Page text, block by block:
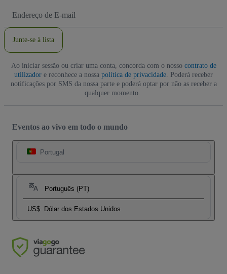
de
Junte-se à lista
Ao iniciar sessão ou criar uma conta, concorda com o nosso contrato de
utilizador e reconhece a nossa política de privacidade. Poderá receber
notificações por SMS da nossa parte e poderá optar por não as receber a
qualquer momento.
Eventos ao vivo em todo o mundo
Portugal
Português (PT)
US$ Dólar dos Estados Unidos